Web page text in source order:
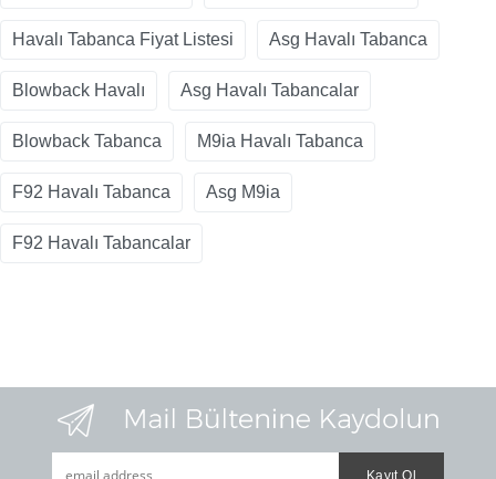
Havalı Tabanca Fiyat Listesi Asg Havalı Tabanca
Blowback Havalı Asg Havalı Tabancalar
Blowback Tabanca M9ia Havalı Tabanca
F92 Havalı Tabanca Asg M9ia
F92 Havalı Tabancalar